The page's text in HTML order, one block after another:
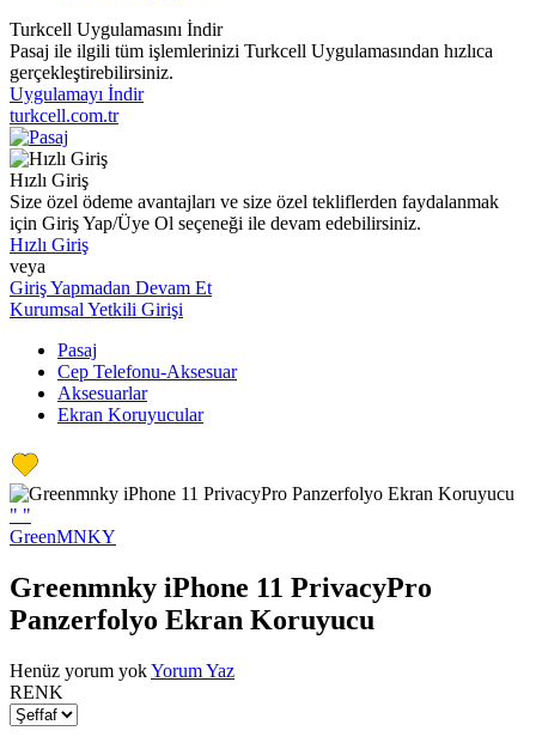
Turkcell Uygulamasını İndir
Pasaj ile ilgili tüm işlemlerinizi Turkcell Uygulamasından hızlıca
gerçekleştirebilirsiniz.
Uygulamayı İndir
turkcell.com.tr
Hızlı Giriş
Size özel ödeme avantajları ve size özel tekliflerden faydalanmak
için Giriş Yap/Üye Ol seçeneği ile devam edebilirsiniz.
Hızlı Giriş
veya
Giriş Yapmadan Devam Et
Kurumsal Yetkili Girişi
Pasaj
Cep Telefonu-Aksesuar
Aksesuarlar
Ekran Koruyucular
" "
GreenMNKY
Greenmnky iPhone 11 PrivacyPro
Panzerfolyo Ekran Koruyucu
Henüz yorum yokYorum Yaz
RENK